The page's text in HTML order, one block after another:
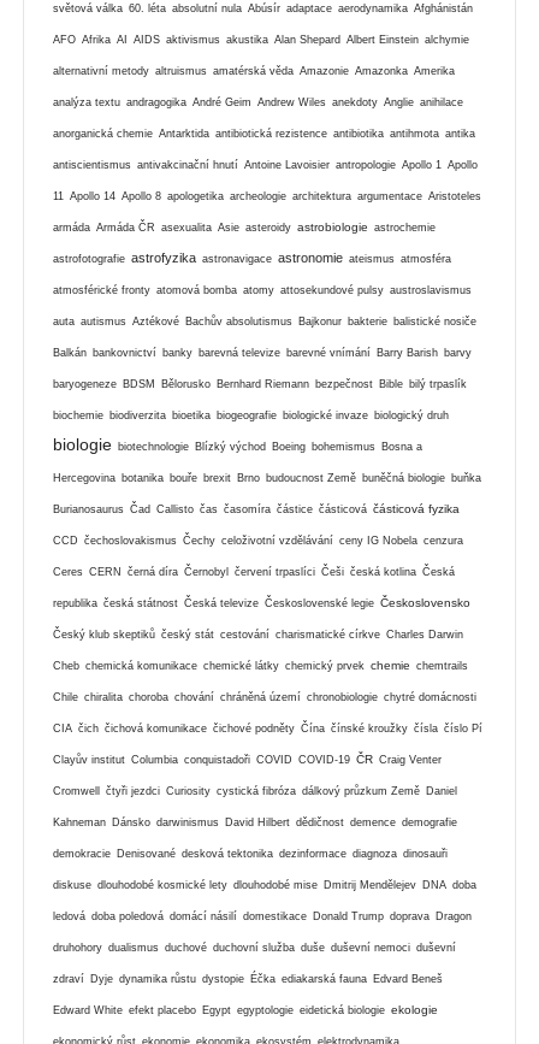
světová válka 60. léta absolutní nula Abúsír adaptace aerodynamika Afghánistán
AFO Afrika AI AIDS aktivismus akustika Alan Shepard Albert Einstein alchymie
alternativní metody altruismus amatérská věda Amazonie Amazonka Amerika
analýza textu andragogika André Geim Andrew Wiles anekdoty Anglie anihilace
anorganická chemie Antarktida antibiotická rezistence antibiotika antihmota antika
antiscientismus antivakcinační hnutí Antoine Lavoisier antropologie Apollo 1 Apollo
11 Apollo 14 Apollo 8 apologetika archeologie architektura argumentace Aristoteles
armáda Armáda ČR asexualita Asie asteroidy astrobiologie astrochemie
astrofotografie astrofyzika astronavigace astronomie ateismus atmosféra
atmosférické fronty atomová bomba atomy attosekundové pulsy austroslavismus
auta autismus Aztékové Bachův absolutismus Bajkonur bakterie balistické nosiče
Balkán bankovnictví banky barevná televize barevné vnímání Barry Barish barvy
baryogeneze BDSM Bělorusko Bernhard Riemann bezpečnost Bible bilý trpaslík
biochemie biodiverzita bioetika biogeografie biologické invaze biologický druh
biologie biotechnologie Blízký východ Boeing bohemismus Bosna a
Hercegovina botanika bouře brexit Brno budoucnost Země buněčná biologie buňka
Burianosaurus Čad Callisto čas časomíra částice částicová částicová fyzika
CCD čechoslovakismus Čechy celoživotní vzdělávání ceny IG Nobela cenzura
Ceres CERN černá díra Černobyl červení trpaslíci Češi česká kotlina Česká
republika česká státnost Česká televize Československé legie Československo
Český klub skeptiků český stát cestování charismatické církve Charles Darwin
Cheb chemická komunikace chemické látky chemický prvek chemie chemtrails
Chile chiralita choroba chování chráněná území chronobiologie chytré domácnosti
CIA čich čichová komunikace čichové podněty Čína čínské kroužky čísla číslo Pí
Clayův institut Columbia conquistadoři COVID COVID-19 ČR Craig Venter
Cromwell čtyři jezdci Curiosity cystická fibróza dálkový průzkum Země Daniel
Kahneman Dánsko darwinismus David Hilbert dědičnost demence demografie
demokracie Denisované desková tektonika dezinformace diagnoza dinosauři
diskuse dlouhodobé kosmické lety dlouhodobé mise Dmitrij Mendělejev DNA doba
ledová doba poledová domácí násilí domestikace Donald Trump doprava Dragon
druhohory dualismus duchové duchovní služba duše duševní nemoci duševní
zdraví Dyje dynamika růstu dystopie Éčka ediakarská fauna Edvard Beneš
Edward White efekt placebo Egypt egyptologie eidetická biologie ekologie
ekonomický růst ekonomie ekonomika ekosystém elektrodynamika